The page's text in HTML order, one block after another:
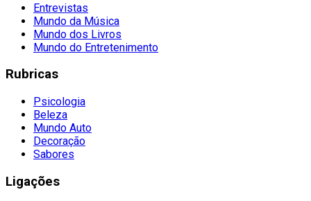
Entrevistas
Mundo da Música
Mundo dos Livros
Mundo do Entretenimento
Rubricas
Psicologia
Beleza
Mundo Auto
Decoração
Sabores
Ligações